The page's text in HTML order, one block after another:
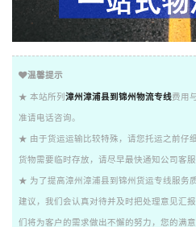
温馨提示
★ 本站所列 漳州漳浦县到锦州物流专线费用
准请电话咨询。
★ 由于货运运输比较特殊，请您托运之前仔
货物需要临时存放，请尽早最快通知公司客服
★ 为了提高漳州漳浦县到锦州货运专线服务
建议，我们会认真对待并及时把处理意见汇
们将为客户的需求做出不懈的努力，您的满